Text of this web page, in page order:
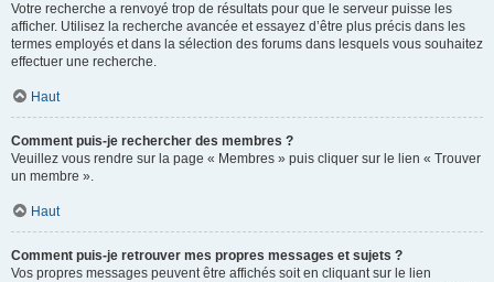
Votre recherche a renvoyé trop de résultats pour que le serveur puisse les
afficher. Utilisez la recherche avancée et essayez d’être plus précis dans les
termes employés et dans la sélection des forums dans lesquels vous souhaitez
effectuer une recherche.
Haut
Comment puis-je rechercher des membres ?
Veuillez vous rendre sur la page « Membres » puis cliquer sur le lien « Trouver
un membre ».
Haut
Comment puis-je retrouver mes propres messages et sujets ?
Vos propres messages peuvent être affichés soit en cliquant sur le lien